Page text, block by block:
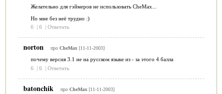
Желательно для гэймеров не использовать CheMax...
Но мне без неё трудно :)
6
| 6 | Ответить
norton про CheMax [11-11-2003]
почему версия 3.1 не на русском языке из - за этого 4 балла
6
| 6 | Ответить
batonchik про CheMax [11-11-2003]